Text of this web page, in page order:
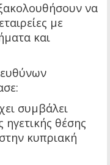
να
με
και
συμβάλει
θέσης
κυπριακή